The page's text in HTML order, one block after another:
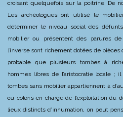
croisant quelquefois sur la poitrine. De
Les archéologues ont utilisé le
déterminer le niveau social des
mobilier ou présentent des parures
l’inverse sont richement dotées de pièces
probable que plusieurs tombes à
hommes libres de l’aristocratie locale
tombes sans mobilier appartiennent à
ou colons en charge de l’exploitation du
lieux distincts d’inhumation, on peut